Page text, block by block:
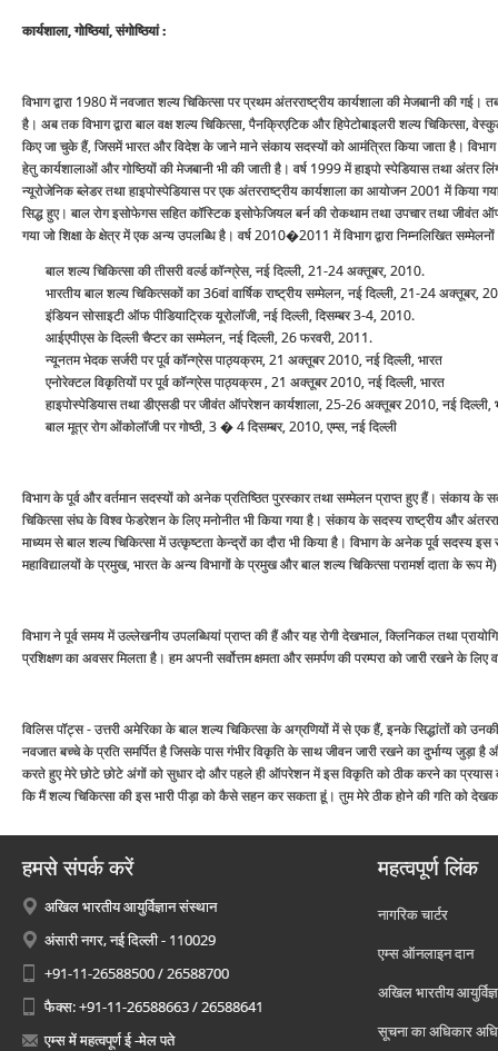
कार्यशाला, गोष्ठियां, संगोष्ठियां :
विभाग द्वारा 1980 में नवजात शल्‍य चिकित्‍सा पर प्रथम अंतरराष्‍ट्रीय कार्यशाला की मेजबानी की गई।
है। अब तक विभाग द्वारा बाल वक्ष शल्‍य चिकित्‍सा, पैनक्रिएटिक और हिपेटोबाइलरी शल्‍य चिकित्‍सा,
किए जा चुके हैं, जिसमें भारत और विदेश के जाने माने संकाय सदस्‍यों को आमंत्रित किया जाता है।
हेतु कार्यशालाओं और गोष्ठियों की मेजबानी भी की जाती है। वर्ष 1999 में हाइपो स्‍पेडियास तथा अंतर
न्‍यूरोजेनिक ब्‍लेडर तथा हाइपोस्‍पेडियास पर एक अंतरराष्‍ट्रीय कार्यशाला का आयोजन 2001 में किया
सिद्ध हुए। बाल रोग इसोफेगस सहित कॉस्टिक इसोफेजियल बर्न की रोकथाम तथा उपचार तथा जीवंत
गया जो शिक्षा के क्षेत्र में एक अन्‍य उपलब्धि है। वर्ष 2010�2011 में विभाग द्वारा निम्‍नलिखित
बाल शल्‍य चिकित्‍सा की तीसरी वर्ल्‍ड कॉन्‍ग्रेस, नई दिल्‍ली, 21-24 अक्‍तूबर, 2010.
भारतीय बाल शल्‍य चिकित्‍सकों का 36वां वार्षिक राष्‍ट्रीय सम्‍मेलन, नई दिल्‍ली, 21-24 अक्‍तूबर,
इंडियन सोसाइटी ऑफ पीडियाट्रिक यूरोलॉजी, नई दिल्‍ली, दिसम्‍बर 3-4, 2010.
आईएपीएस के दिल्‍ली चैप्‍टर का सम्‍मेलन, नई दिल्‍ली, 26 फरवरी, 2011.
न्‍यूनतम भेदक सर्जरी पर पूर्व कॉन्‍ग्रेस पाठ्यक्रम, 21 अक्‍तूबर 2010, नई दिल्‍ली, भारत
एनोरेक्‍टल विकृतियों पर पूर्व कॉन्‍ग्रेस पाठ्यक्रम , 21 अक्‍तूबर 2010, नई दिल्‍ली, भारत
हाइपोस्‍पेडियास तथा डीएसडी पर जीवंत ऑपरेशन कार्यशाला, 25-26 अक्‍तूबर 2010, नई दिल्‍ली,
बाल मूत्र रोग ओंकोलॉजी पर गोष्‍ठी, 3 � 4 दिसम्‍बर, 2010, एम्‍स, नई दिल्‍ली
विभाग के पूर्व और वर्तमान सदस्‍यों को अनेक प्रतिष्ठित पुरस्‍कार तथा सम्‍मेलन प्राप्‍त हुए हैं। संकाय के
चिकित्‍सा संघ के विश्‍व फेडरेशन के लिए मनोनीत भी किया गया है। संकाय के सदस्‍य राष्‍ट्रीय और
माध्‍यम से बाल शल्‍य चिकित्‍सा में उत्‍कृष्‍टता केन्‍द्रों का दौरा भी किया है। विभाग के अनेक पूर्व सदस्‍य
महाविद्यालयों के प्रमुख, भारत के अन्‍य विभागों के प्रमुख और बाल शल्‍य चिकित्‍सा परामर्श दाता के रूप
विभाग ने पूर्व समय में उल्‍लेखनीय उपलब्धियां प्राप्‍त की हैं और यह रोगी देखभाल, क्लिनिकल तथा
प्रशिक्षण का अवसर मिलता है। हम अपनी सर्वोत्तम क्षमता और समर्पण की परम्‍परा को जारी रखने के
विलिस पॉट्स - उत्तरी अमेरिका के बाल शल्‍य चिकित्‍सा के अग्रणियों में से एक हैं, इनके सिद्धांतों को
नवजात बच्‍चे के प्रति समर्पित है जिसके पास गंभीर विकृति के साथ जीवन जारी रखने का दुर्भाग्‍य जुड़ा
करते हुए मेरे छोटे छोटे अंगों को सुधार दो और पहले ही ऑपरेशन में इस विकृति को ठीक करने का
कि मैं शल्‍य चिकित्‍सा की इस भारी पीड़ा को कैसे सहन कर सकता हूं। तुम मेरे ठीक होने की गति को
हमसे संपर्क करें
अखिल भारतीय आयुर्विज्ञान संस्थान
अंसारी नगर, नई दिल्ली - 110029
+91-11-26588500 / 26588700
फैक्स: +91-11-26588663 / 26588641
एम्स में महत्वपूर्ण ई -मेल पते
महत्वपूर्ण लिंक
नागरिक चार्टर
एम्स ऑनलाइन दान
अखिल भारतीय
सूचना का अधिकार